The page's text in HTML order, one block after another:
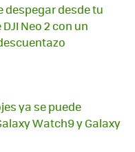
despegar desde tu
Neo 2 con un
ya se puede
Watch9 y Galaxy